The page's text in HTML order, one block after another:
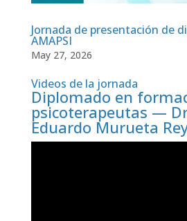
Jornada de presentación de
AMAPSI
May 27, 2026
Videos de la jornada
Diplomado en
psicoterapeutas —
Eduardo Murueta